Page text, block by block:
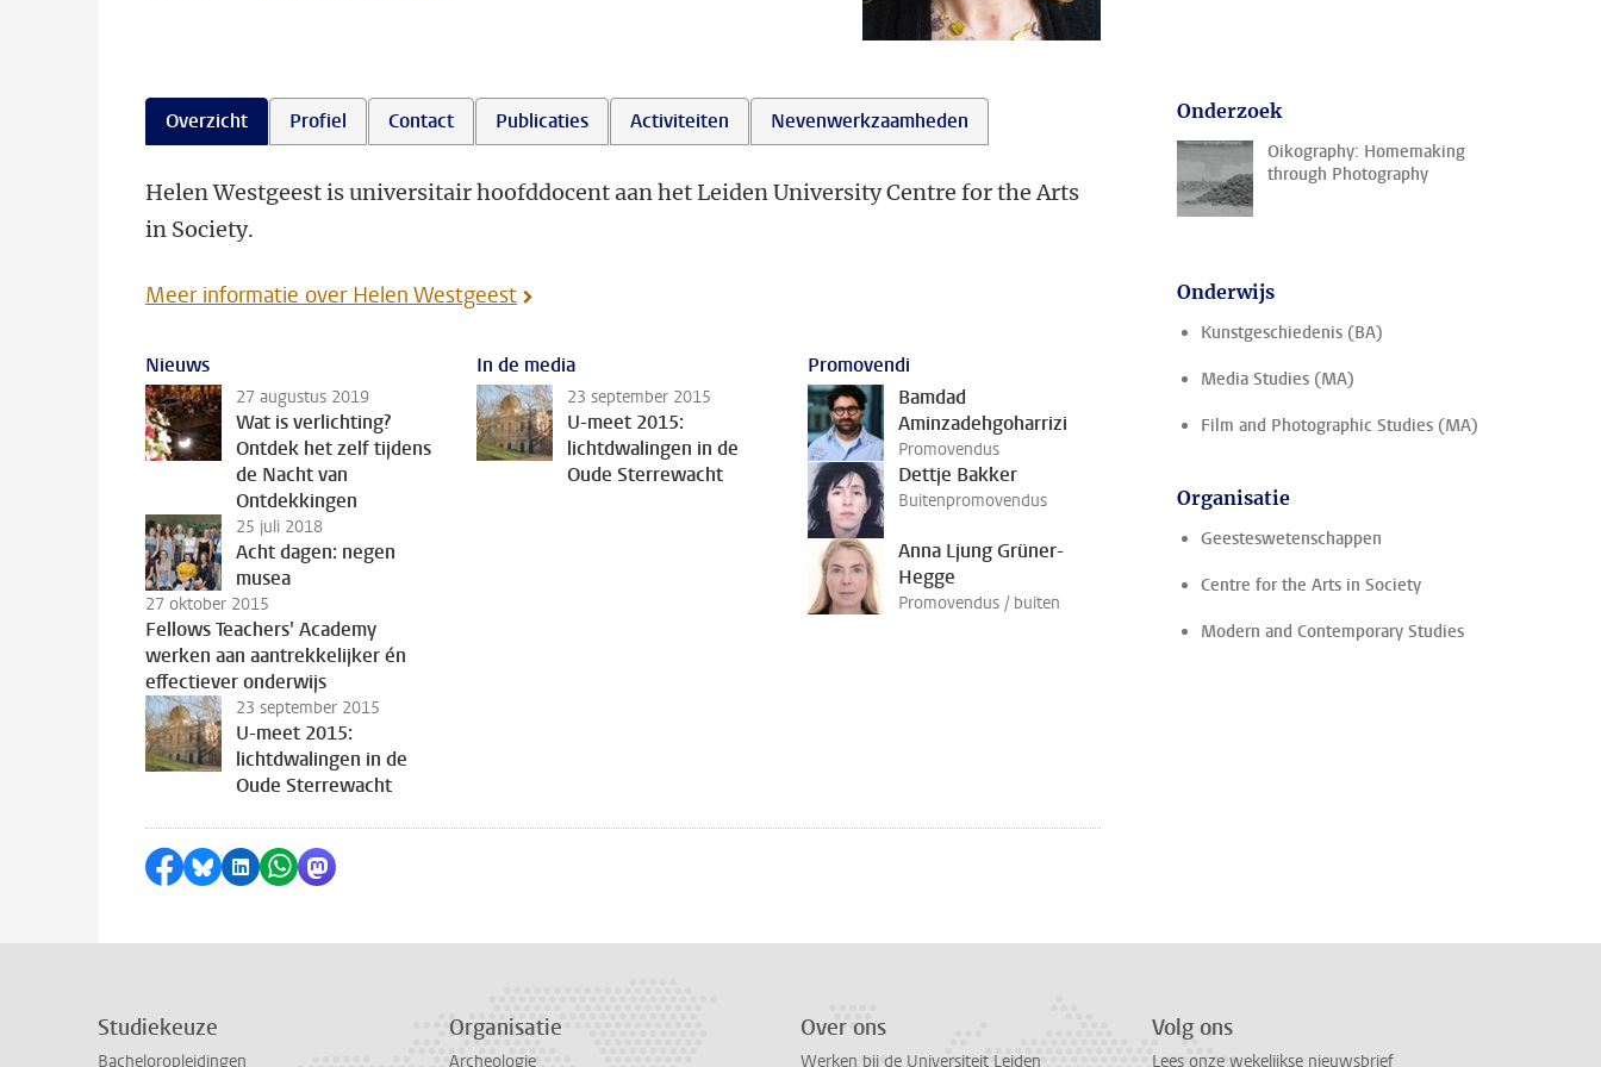
Overzicht Profiel Contact Publicaties Activiteiten Nevenwerkzaamheden
Helen Westgeest is universitair hoofddocent aan het Leiden University Centre for the Arts
in Society.
Meer informatie over Helen Westgeest
Nieuws
27 augustus 2019
Wat is verlichting?
Ontdek het zelf tijdens
de Nacht van
Ontdekkingen
25 juli 2018
Acht dagen: negen
musea
27 oktober 2015
Fellows Teachers' Academy
werken aan aantrekkelijker én
effectiever onderwijs
23 september 2015
U-meet 2015:
lichtdwalingen in de
Oude Sterrewacht
In de media
23 september 2015
U-meet 2015:
lichtdwalingen in de
Oude Sterrewacht
Promovendi
Bamdad
Aminzadehgoharrizi
Promovendus
Dettje Bakker
Buitenpromovendus
Anna Ljung Grüner-
Hegge
Promovendus / buiten
Delen op Facebook
Delen via Bluesky
Delen op LinkedIn
Delen via WhatsApp
Delen via Mastodon
Onderzoek
Oikography: Homemaking
through Photography
Onderwijs
Kunstgeschiedenis (BA)
Media Studies (MA)
Film and Photographic Studies (MA)
Organisatie
Geesteswetenschappen
Centre for the Arts in Society
Modern and Contemporary Studies
Studiekeuze
Bacheloropleidingen
Organisatie
Archeologie
Over ons
Werken bij de Universiteit Leiden
Volg ons
Lees onze wekelijkse nieuwsbrief